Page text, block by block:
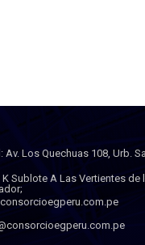
Av. Los Quechuas 108, Urb.
K Sublote A Las Vertientes de